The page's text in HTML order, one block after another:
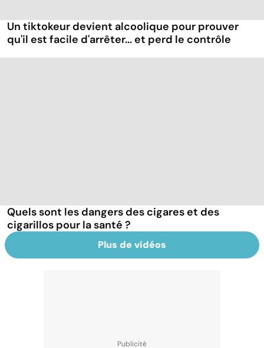
Un tiktokeur devient alcoolique pour prouver
qu'il est facile d'arrêter... et perd le contrôle
Quels sont les dangers des cigares et des
cigarillos pour la santé ?
Plus de vidéos